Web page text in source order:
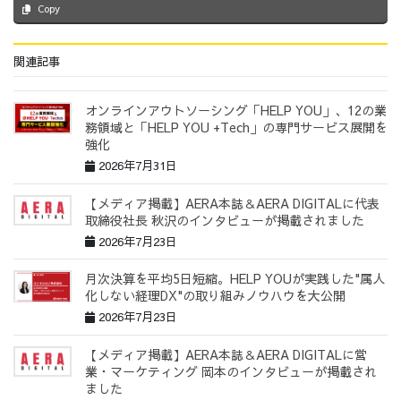
Copy
関連記事
オンラインアウトソーシング「HELP YOU」、12の業
務領域と「HELP YOU +Tech」の専門サービス展開を
強化
2026年7月31日
【メディア掲載】AERA本誌＆AERA DIGITALに代表
取締役社長 秋沢のインタビューが掲載されました
2026年7月23日
月次決算を平均5日短縮。HELP YOUが実践した"属人
化しない経理DX"の取り組みノウハウを大公開
2026年7月23日
【メディア掲載】AERA本誌＆AERA DIGITALに営
業・マーケティング 岡本のインタビューが掲載され
ました